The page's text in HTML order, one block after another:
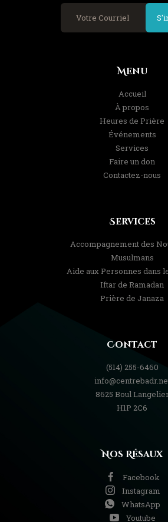
Menu
Accueil
À propos
Heures de Prière
Événements
Services
Faire un don
Contactez-nous
Services
Accompagnement des
Musulmans
Aide aux Personnes dans
Iftar de Ramadan
Prière de Janaza
Contact
(514) 255-6460
8625 Boul
H1P 2C6
Nos Résaux
Facebook
Instagram
WhatsApp
Youtube